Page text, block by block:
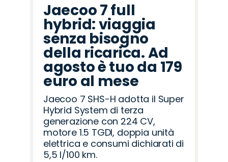
Jaecoo 7 full
hybrid: viaggia
senza bisogno
della ricarica. Ad
agosto è tuo da 179
euro al mese
Jaecoo 7 SHS-H adotta il Super
Hybrid System di terza
generazione con 224 CV,
motore 1.5 TGDI, doppia unità
elettrica e consumi dichiarati di
5,5 l/100 km.